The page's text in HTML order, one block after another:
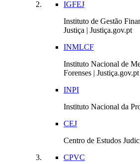
IGFEJ
Instituto de Gestão
Justiça | Justiça.gov.pt
INMLCF
Instituto Nacional de
Forenses | Justiça.gov.pt
INPI
Instituto Nacional da
CEJ
Centro de Estudos
CPVC